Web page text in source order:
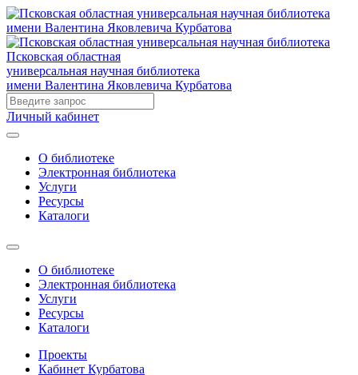
Псковская областная
универсальная научная библиотека
имени Валентина Яковлевича Курбатова
Личный кабинет
О библиотеке
Электронная библиотека
Услуги
Ресурсы
Каталоги
О библиотеке
Электронная библиотека
Услуги
Ресурсы
Каталоги
Проекты
Кабинет Курбатова